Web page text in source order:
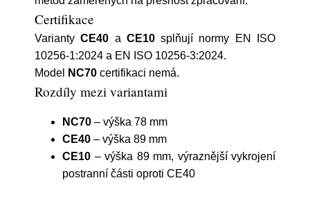
Certifikace
VariantyCE40 a CE10splňují normy EN ISO
10256-1:2024 a EN ISO 10256-3:2024.
Model
NC70 certifikaci nemá.
Rozdíly mezi variantami
NC70 – výška 78 mm
CE40 – výška 89 mm
CE10 – výška 89 mm, výraznější vykrojení
postranní části oproti CE40